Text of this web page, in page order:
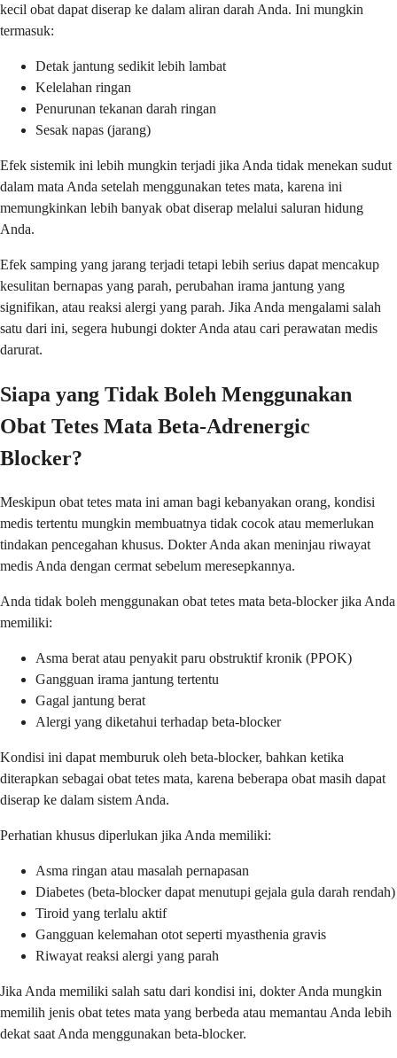
kecil obat dapat diserap ke dalam aliran darah Anda. Ini mungkin
termasuk:
Detak jantung sedikit lebih lambat
Kelelahan ringan
Penurunan tekanan darah ringan
Sesak napas (jarang)
Efek sistemik ini lebih mungkin terjadi jika Anda tidak menekan sudut
dalam mata Anda setelah menggunakan tetes mata, karena ini
memungkinkan lebih banyak obat diserap melalui saluran hidung
Anda.
Efek samping yang jarang terjadi tetapi lebih serius dapat mencakup
kesulitan bernapas yang parah, perubahan irama jantung yang
signifikan, atau reaksi alergi yang parah. Jika Anda mengalami salah
satu dari ini, segera hubungi dokter Anda atau cari perawatan medis
darurat.
Siapa yang Tidak Boleh Menggunakan
Obat Tetes Mata Beta-Adrenergic
Blocker?
Meskipun obat tetes mata ini aman bagi kebanyakan orang, kondisi
medis tertentu mungkin membuatnya tidak cocok atau memerlukan
tindakan pencegahan khusus. Dokter Anda akan meninjau riwayat
medis Anda dengan cermat sebelum meresepkannya.
Anda tidak boleh menggunakan obat tetes mata beta-blocker jika Anda
memiliki:
Asma berat atau penyakit paru obstruktif kronik (PPOK)
Gangguan irama jantung tertentu
Gagal jantung berat
Alergi yang diketahui terhadap beta-blocker
Kondisi ini dapat memburuk oleh beta-blocker, bahkan ketika
diterapkan sebagai obat tetes mata, karena beberapa obat masih dapat
diserap ke dalam sistem Anda.
Perhatian khusus diperlukan jika Anda memiliki:
Asma ringan atau masalah pernapasan
Diabetes (beta-blocker dapat menutupi gejala gula darah rendah)
Tiroid yang terlalu aktif
Gangguan kelemahan otot seperti myasthenia gravis
Riwayat reaksi alergi yang parah
Jika Anda memiliki salah satu dari kondisi ini, dokter Anda mungkin
memilih jenis obat tetes mata yang berbeda atau memantau Anda lebih
dekat saat Anda menggunakan beta-blocker.